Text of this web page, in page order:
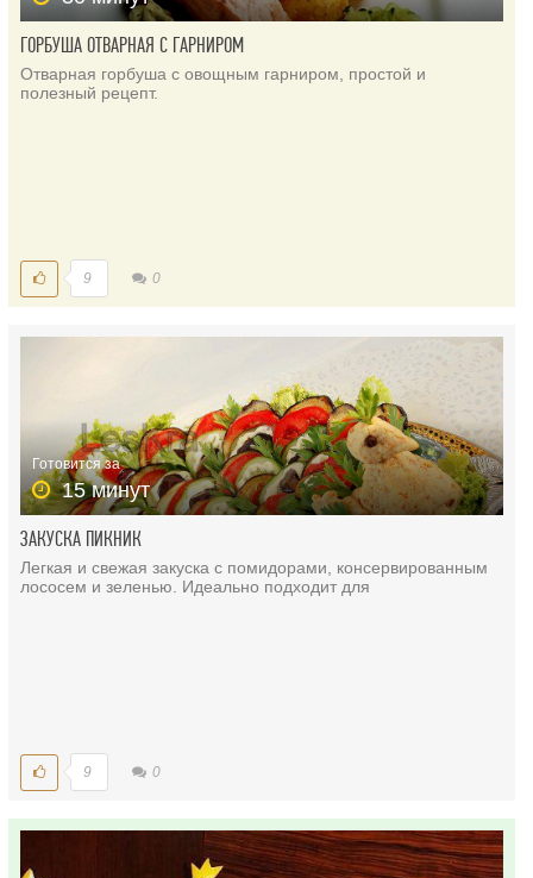
ГОРБУША ОТВАРНАЯ С ГАРНИРОМ
Отварная горбуша с овощным гарниром, простой и
полезный рецепт.
9 0
Готовится за
15 минут
ЗАКУСКА ПИКНИК
Легкая и свежая закуска с помидорами, консервированным
лососем и зеленью. Идеально подходит для
9 0